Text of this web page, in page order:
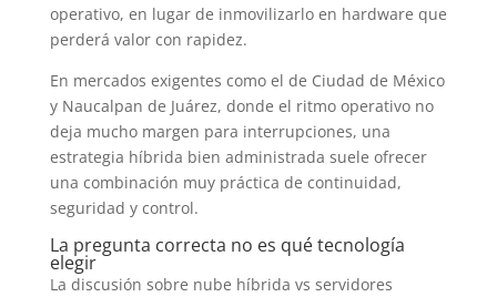
operativo, en lugar de inmovilizarlo en hardware que
perderá valor con rapidez.
En mercados exigentes como el de Ciudad de México
y Naucalpan de Juárez, donde el ritmo operativo no
deja mucho margen para interrupciones, una
estrategia híbrida bien administrada suele ofrecer
una combinación muy práctica de continuidad,
seguridad y control.
La pregunta correcta no es qué tecnología
elegir
La discusión sobre nube híbrida vs servidores